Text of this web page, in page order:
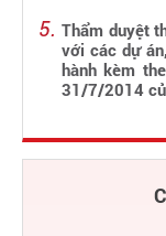
Thẩm duyệt
với các dự
hành kèm
31/7/2014